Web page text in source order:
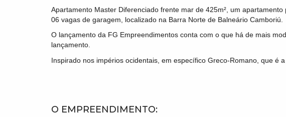
Apartamento Master Diferenciado frente mar de 425m², um
06 vagas de garagem, localizado na Barra Norte de Balneário Camboriú.
O lançamento da FG Empreendimentos conta com o que há de mais
lançamento.
Inspirado nos impérios ocidentais, em específico Greco-Romano, que é
O EMPREENDIMENTO: